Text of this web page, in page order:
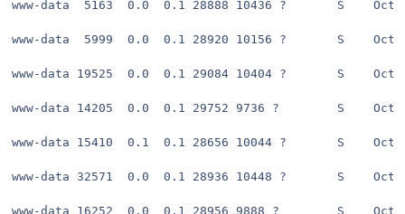
www-data  5163  0.0  0.1 28888 10436 ?       S
www-data  5999  0.0  0.1 28920 10156 ?       S
www-data 19525  0.0  0.1 29084 10404 ?       S
www-data 14205  0.0  0.1 29752 9736 ?        S
www-data 15410  0.1  0.1 28656 10044 ?       S
www-data 32571  0.0  0.1 28936 10448 ?       S
www-data 16252  0.0  0.1 28956 9888 ?        S